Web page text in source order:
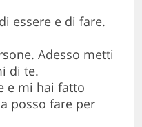
essere e di fare.
Adesso metti
di te.
e mi hai fatto
posso fare per